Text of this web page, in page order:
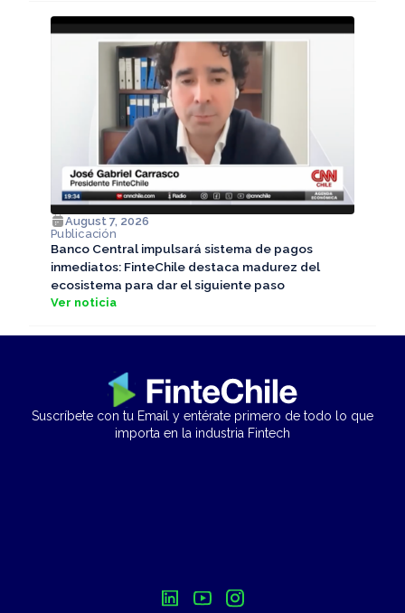
August 7, 2026
Publicación
Banco Central impulsará sistema de pagos
inmediatos: FinteChile destaca madurez del
ecosistema para dar el siguiente paso
Ver noticia
Suscríbete con tu Email y entérate primero de todo lo que
importa en la industria Fintech